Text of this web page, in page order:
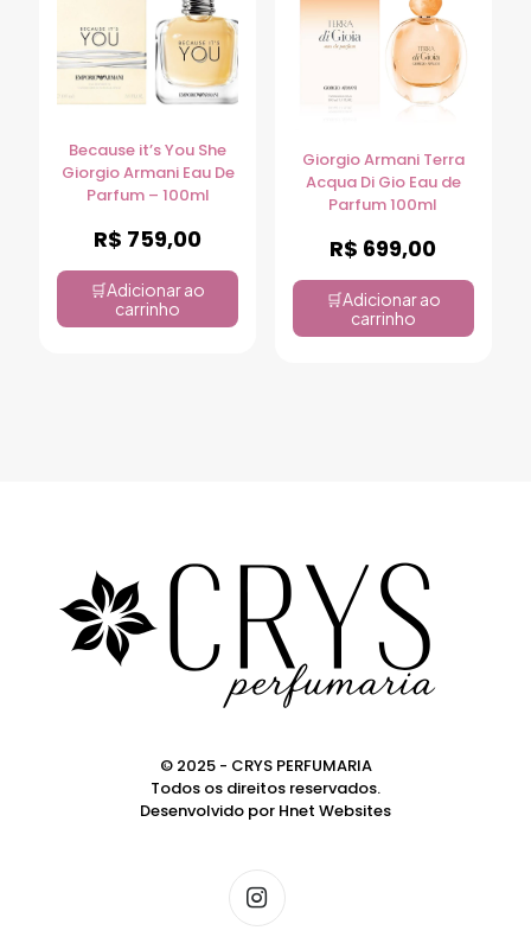
Because it’s You She
Giorgio Armani Eau De
Parfum – 100ml
R$ 759,00
Adicionar ao
carrinho
Giorgio Armani Terra
Acqua Di Gio Eau de
Parfum 100ml
R$ 699,00
Adicionar ao
carrinho
© 2025 - CRYS PERFUMARIA
Todos os direitos reservados.
Desenvolvido por Hnet Websites